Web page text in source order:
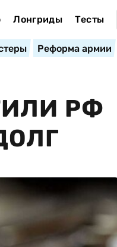
Лонгриды Тесты
Реформа армии
РФ